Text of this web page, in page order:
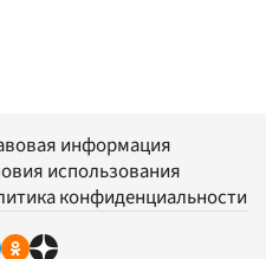
информация
использования
конфиденциальности